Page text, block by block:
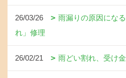
26/03/26
雨漏りの原因にな
れ」修理
26/02/21 雨どい割れ、受け